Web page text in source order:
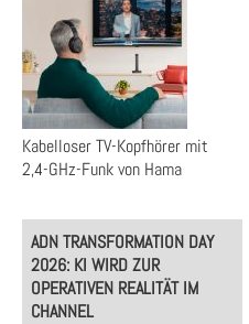
Kabelloser TV-Kopfhörer mit
2,4-GHz-Funk von Hama
Post
navigation
ADN TRANSFORMATION DAY
2026: KI WIRD ZUR
OPERATIVEN REALITÄT IM
CHANNEL